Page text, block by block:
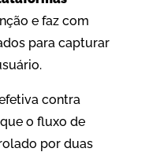
e faz com
para capturar
contra
o fluxo de
por duas